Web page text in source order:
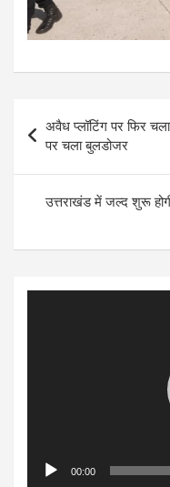
Post
navigation
अवैध प्लॉटिंग पर फिर
पर चला बुलडोजर
उत्तराखंड में जल्द शुरू
00:00